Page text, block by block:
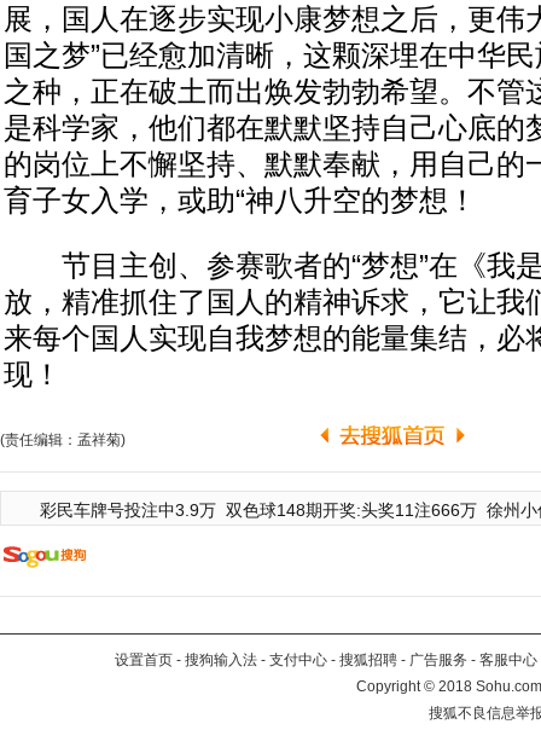
展，国人在逐步实现小康梦想之后，更伟
国之梦”已经愈加清晰，这颗深埋在中华
之种，正在破土而出焕发勃勃希望。不管
是科学家，他们都在默默坚持自己心底的
的岗位上不懈坚持、默默奉献，用自己的
育子女入学，或助“神八升空的梦想！
节目主创、参赛歌者的“梦想”在《我
放，精准抓住了国人的精神诉求，它让我
来每个国人实现自我梦想的能量集结，必
现！
(责任编辑：孟祥菊)
彩民车牌号投注中3.9万 双色球148期开奖:头奖11注666万 徐州
设置首页 - 搜狗输入法 - 支付中心 - 搜狐招聘 - 广告服务 - 客服中心
Copyright©2018
搜狐不良信息举